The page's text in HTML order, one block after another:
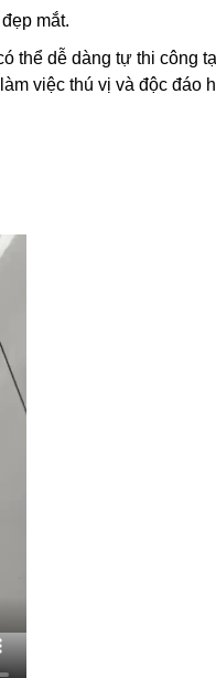
mắt.
dễ dàng tự thi công
việc thú vị và độc đáo